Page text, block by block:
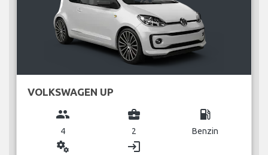
VOLKSWAGEN UP
group
4
business_center
2
local_gas_station
Benzin
miscellaneous_services login